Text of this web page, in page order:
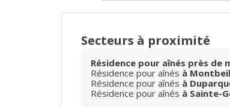
Secteurs à proximité
Résidence pour aînés près de
Résidence pour aînés à
Résidence pour aînés à
Résidence pour aînés à Sainte-